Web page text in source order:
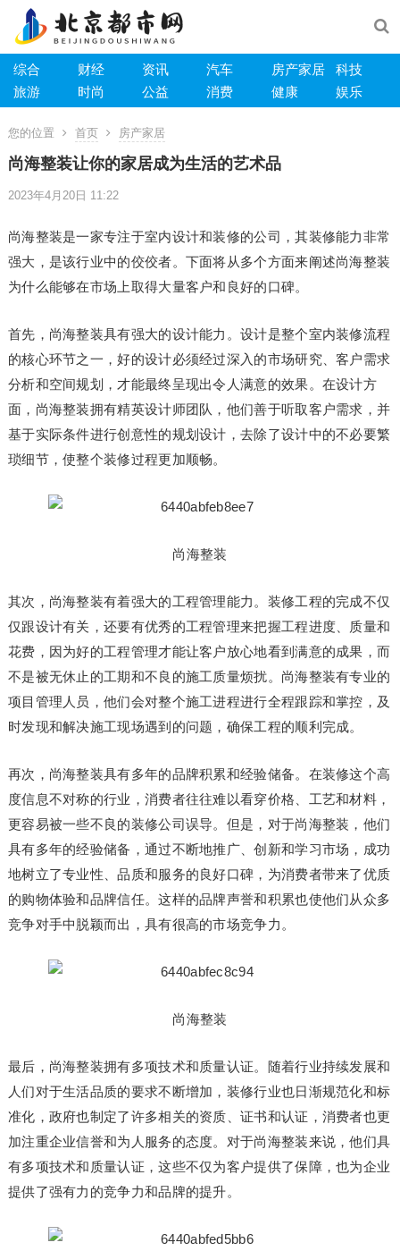
综合 财经 资讯 汽车 房产家居
科技
旅游
时尚 公益 消费 健康 娱乐
您的位置 首页 房产家居
尚海整装让你的家居成为生活的艺术品
2023年4月20日 11:22
尚海整装是一家专注于室内设计和装修的公司，其装修能力非常
强大，是该行业中的佼佼者。下面将从多个方面来阐述尚海整装
为什么能够在市场上取得大量客户和良好的口碑。
首先，尚海整装具有强大的设计能力。设计是整个室内装修流程
的核心环节之一，好的设计必须经过深入的市场研究、客户需求
分析和空间规划，才能最终呈现出令人满意的效果。在设计方
面，尚海整装拥有精英设计师团队，他们善于听取客户需求，并
基于实际条件进行创意性的规划设计，去除了设计中的不必要繁
琐细节，使整个装修过程更加顺畅。
尚海整装
其次，尚海整装有着强大的工程管理能力。装修工程的完成不仅
仅跟设计有关，还要有优秀的工程管理来把握工程进度、质量和
花费，因为好的工程管理才能让客户放心地看到满意的成果，而
不是被无休止的工期和不良的施工质量烦扰。尚海整装有专业的
项目管理人员，他们会对整个施工进程进行全程跟踪和掌控，及
时发现和解决施工现场遇到的问题，确保工程的顺利完成。
再次，尚海整装具有多年的品牌积累和经验储备。在装修这个高
度信息不对称的行业，消费者往往难以看穿价格、工艺和材料，
更容易被一些不良的装修公司误导。但是，对于尚海整装，他们
具有多年的经验储备，通过不断地推广、创新和学习市场，成功
地树立了专业性、品质和服务的良好口碑，为消费者带来了优质
的购物体验和品牌信任。这样的品牌声誉和积累也使他们从众多
竞争对手中脱颖而出，具有很高的市场竞争力。
尚海整装
最后，尚海整装拥有多项技术和质量认证。随着行业持续发展和
人们对于生活品质的要求不断增加，装修行业也日渐规范化和标
准化，政府也制定了许多相关的资质、证书和认证，消费者也更
加注重企业信誉和为人服务的态度。对于尚海整装来说，他们具
有多项技术和质量认证，这些不仅为客户提供了保障，也为企业
提供了强有力的竞争力和品牌的提升。